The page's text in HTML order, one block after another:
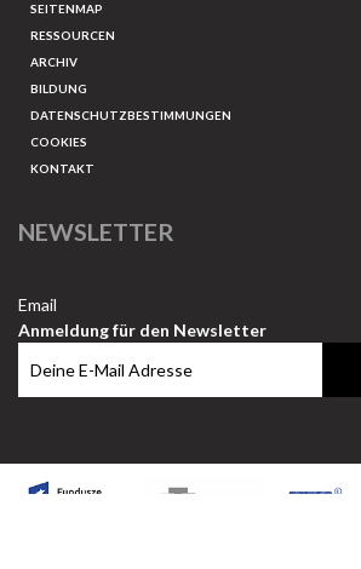
SEITENMAP
RESSOURCEN
ARCHIV
BILDUNG
DATENSCHUTZBESTIMMUNGEN
COOKIES
KONTAKT
NEWSLETTER
Email
Anmeldung für den Newsletter